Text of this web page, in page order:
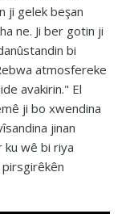
ji gelek beşan
ne. Ji ber gotin ji
bi
atmosfereke
avakirin." El
ji bo xwendina
jinan
wê bi riya